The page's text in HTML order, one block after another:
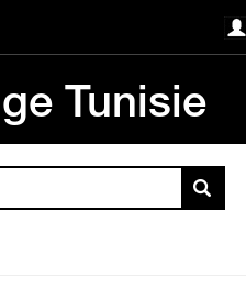
Tunisie